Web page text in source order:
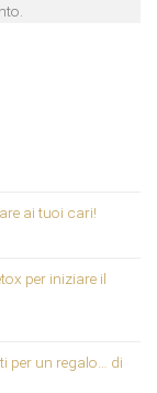
ai tuoi cari!
per iniziare il
per un regalo… di